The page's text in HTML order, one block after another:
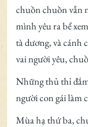
chuồn chuồn vẫn
mình yêu ra bể
tà dương, và cánh
vai người yêu,
Những thủ thỉ
người con gái làm
Mùa hạ thứ ba,